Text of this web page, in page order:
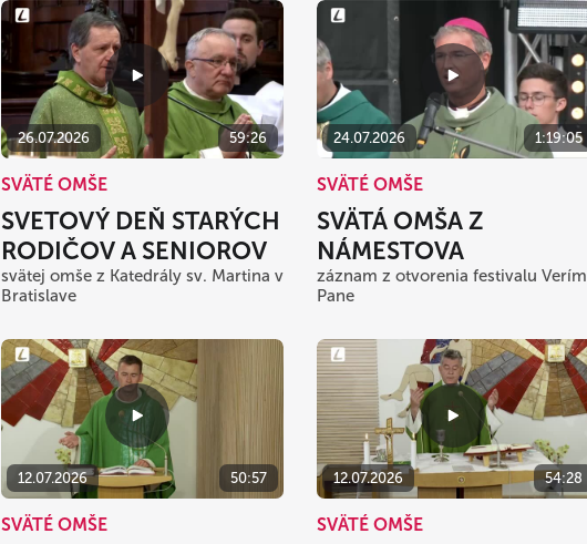
26.07.2026 59:26
SVÄTÉ OMŠE
SVETOVÝ DEŇ STARÝCH
RODIČOV A SENIOROV
svätej omše z Katedrály sv. Martina v
Bratislave
24.07.2026 1:19:05
SVÄTÉ OMŠE
SVÄTÁ OMŠA Z
NÁMESTOVA
záznam z otvorenia festivalu Verím
Pane
12.07.2026 50:57
SVÄTÉ OMŠE
12.07.2026 54:28
SVÄTÉ OMŠE